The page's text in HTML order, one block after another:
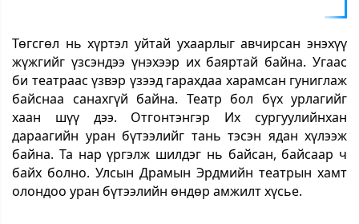
Төгсгөл нь хүртэл уйтай ухаарлыг авчирсан энэхүү
жүжгийг үзсэндээ үнэхээр их баяртай байна. Угаас
би театраас үзвэр үзээд гарахдаа харамсан гуниглаж
байснаа санахгүй байна. Театр бол бүх урлагийг
хаан шүү дээ. Отгонтэнгэр Их сургуулийнхан
дараагийн уран бүтээлийг тань тэсэн ядан хүлээж
байна. Та нар үргэлж шилдэг нь байсан, байсаар ч
байх болно. Улсын Драмын Эрдмийн театрын хамт
олондоо уран бүтээлийн өндөр амжилт хүсье.